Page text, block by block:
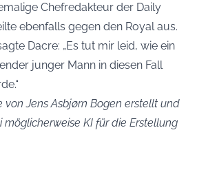
Chefredakteur der Daily
ebenfalls gegen den Royal aus.
Dacre: „Es tut mir leid, wie ein
junger Mann in diesen Fall
von Jens Asbjørn Bogen erstellt und
möglicherweise KI für die Erstellung